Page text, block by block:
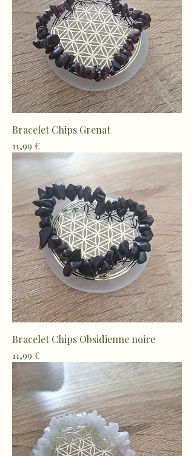
Bracelet Chips Grenat
Prix
11,99 €
Bracelet Chips Obsidienne noire
Prix
11,99 €